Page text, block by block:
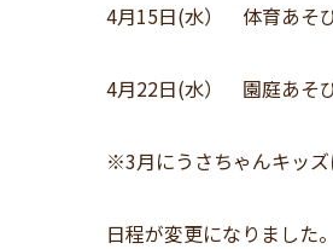
4月15日(水） 体育あそ
4月22日(水） 園庭あそ
※3月にうさちゃんキッ
日程が変更になりました。